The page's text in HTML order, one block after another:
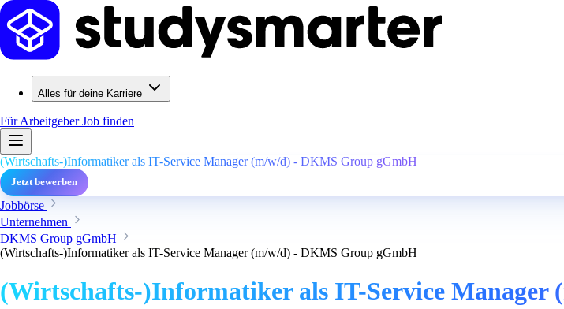
Alles für deine Karriere
Für ArbeitgeberJob finden
(Wirtschafts-)Informatiker als IT-Service Manager (m/w/d) - DKMS Group gGmbH
Jetzt bewerben
Jobbörse
Unternehmen
DKMS Group gGmbH
(Wirtschafts-)Informatiker als IT-Service Manager (m/w/d) - DKMS Group gGmbH
(Wirtschafts-)Informatiker als IT-Service